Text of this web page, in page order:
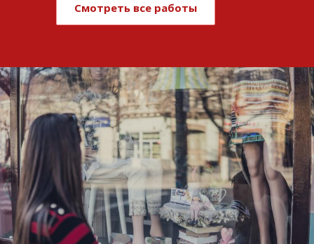
Смотреть все работы
Развитие и поддержка интернет-
витрины StepClub
Смотреть проект